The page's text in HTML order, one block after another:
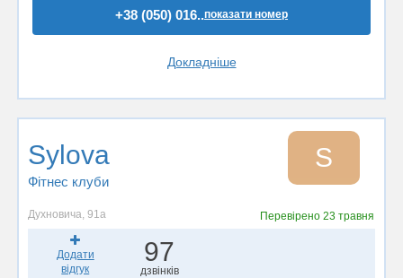
+38 (050) 016..показати номер
Докладніше
Sylova
Фітнес клуби
S
Духновича, 91а Перевірено23 травня
Додати
відгук
97
дзвінків